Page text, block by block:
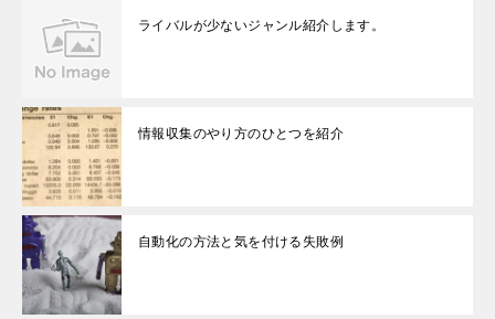
ライバルが少ないジャンル紹介します。
情報収集のやり方のひとつを紹介
自動化の方法と気を付ける失敗例